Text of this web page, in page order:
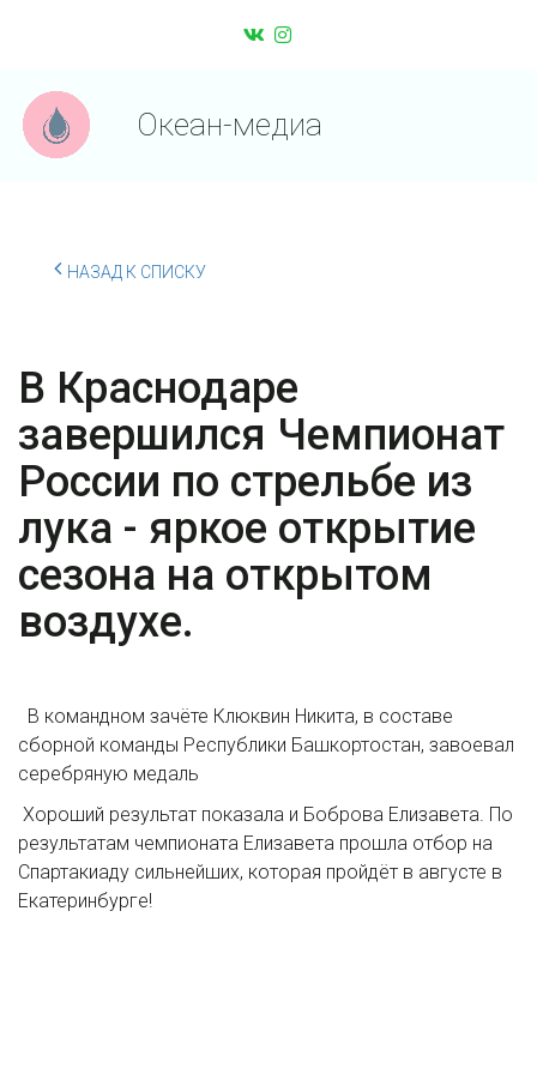
Океан-медиа
НАЗАД К СПИСКУ
В Краснодаре
завершился Чемпионат
России по стрельбе из
лука - яркое открытие
сезона на открытом
воздухе.
В командном зачёте Клюквин Никита, в составе
сборной команды Республики Башкортостан, завоевал
серебряную медаль
Хороший результат показала и Боброва Елизавета. По
результатам чемпионата Елизавета прошла отбор на
Спартакиаду сильнейших, которая пройдёт в августе в
Екатеринбурге!